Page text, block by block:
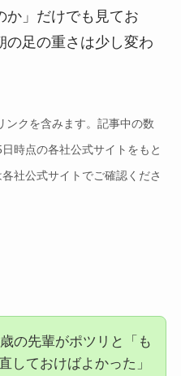
か」だけでも見てお
の足の重さは少し変わ
クを含みます。記事中の数
時点の各社公式サイトをもと
社公式サイトでご確認くださ
の先輩がポツリと「も
しておけばよかった」